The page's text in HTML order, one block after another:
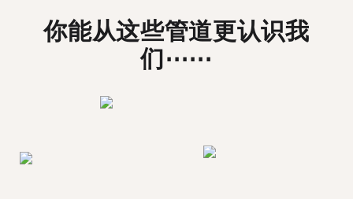
你能从这些管道更认识我
们⋯⋯